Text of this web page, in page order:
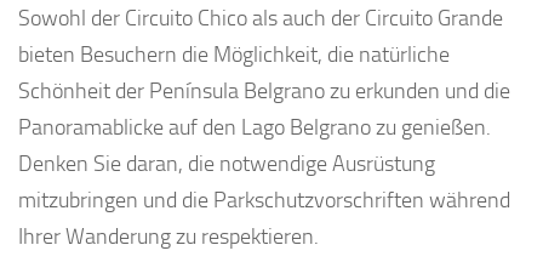
Sowohl der Circuito Chico als auch der Circuito Grande
bieten Besuchern die Möglichkeit, die natürliche
Schönheit der Península Belgrano zu erkunden und die
Panoramablicke auf den Lago Belgrano zu genießen.
Denken Sie daran, die notwendige Ausrüstung
mitzubringen und die Parkschutzvorschriften während
Ihrer Wanderung zu respektieren.